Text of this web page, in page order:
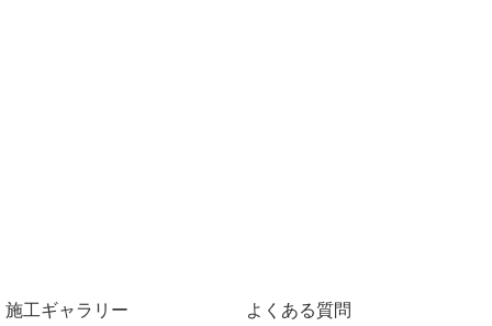
施工ギャラリー よくある質問